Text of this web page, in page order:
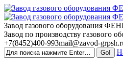
Skip
to
content
Завод газового оборудования
Завод по производству газового
+7(8452)400-993mail@zavod-